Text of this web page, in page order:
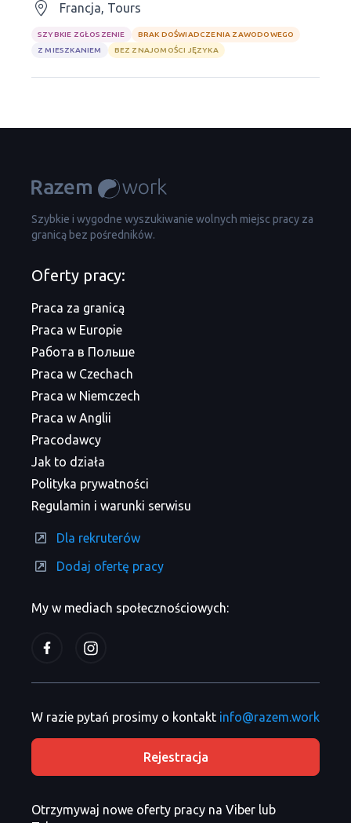
Francja, Tours
SZYBKIE ZGŁOSZENIE
BRAK DOŚWIADCZENIA ZAWODOWEGO
Z MIESZKANIEM
BEZ ZNAJOMOŚCI JĘZYKA
Szybkie i wygodne wyszukiwanie wolnych miejsc pracy za
granicą bez pośredników.
My w mediach społecznościowych:
Oferty pracy:
Praca za granicą
Praca w Europie
Работа в Польше
Praca w Czechach
Praca w Niemczech
Praca w Anglii
Pracodawcy
Jak to działa
Polityka prywatności
Regulamin i warunki serwisu
Dla rekruterów
Dodaj ofertę pracy
W razie pytań prosimy o kontakt info@razem.work
Rejestracja
Otrzymywaj nowe oferty pracy na Viber lub